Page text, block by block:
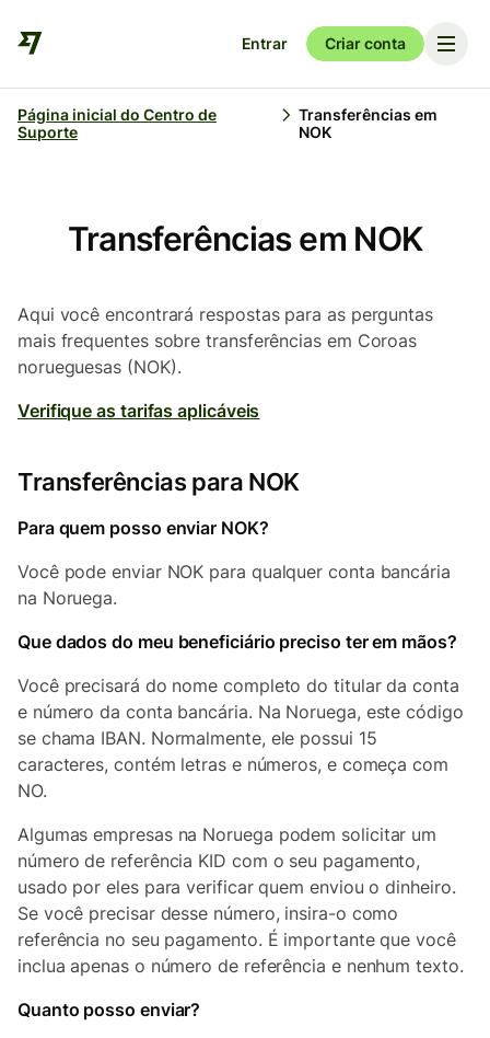
Entrar Criar conta
Página inicial do Centro de
Suporte
Transferências em
NOK
Transferências em NOK
Aqui você encontrará respostas para as perguntas
mais frequentes sobre transferências em Coroas
norueguesas (NOK).
Verifique as tarifas aplicáveis
Transferências para NOK
Para quem posso enviar NOK?
Você pode enviar NOK para qualquer conta bancária
na Noruega.
Que dados do meu beneficiário preciso ter em mãos?
Você precisará do nome completo do titular da conta
e número da conta bancária. Na Noruega, este código
se chama IBAN. Normalmente, ele possui 15
caracteres, contém letras e números, e começa com
NO.
Algumas empresas na Noruega podem solicitar um
número de referência KID com o seu pagamento,
usado por eles para verificar quem enviou o dinheiro.
Se você precisar desse número, insira-o como
referência no seu pagamento. É importante que você
inclua apenas o número de referência e nenhum texto.
Quanto posso enviar?